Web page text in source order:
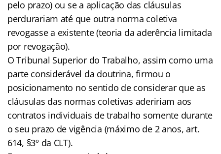
pelo prazo) ou se a aplicação das cláusulas
perdurariam até que outra norma coletiva
revogasse a existente (teoria da aderência limitada
por revogação).
O Tribunal Superior do Trabalho, assim como uma
parte considerável da doutrina, firmou o
posicionamento no sentido de considerar que as
cláusulas das normas coletivas adeririam aos
contratos individuais de trabalho somente durante
o seu prazo de vigência (máximo de 2 anos, art.
614, §3º da CLT).